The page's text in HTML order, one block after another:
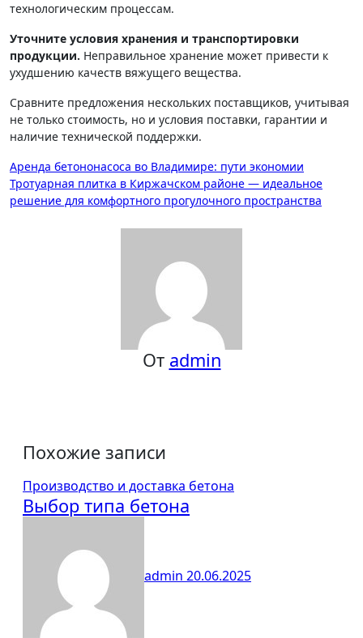
технологическим процессам.
Уточните условия хранения и транспортировки
продукции. Неправильное хранение может привести к
ухудшению качеств вяжущего вещества.
Сравните предложения нескольких поставщиков, учитывая
не только стоимость, но и условия поставки, гарантии и
наличие технической поддержки.
Навигация
по
Аренда бетононасоса во Владимире: пути экономии
Тротуарная плитка в Киржачском районе — идеальное
решение для комфортного прогулочного пространства
От admin
Похожие записи
Производство и доставка бетона
Выбор типа бетона
admin 20.06.2025